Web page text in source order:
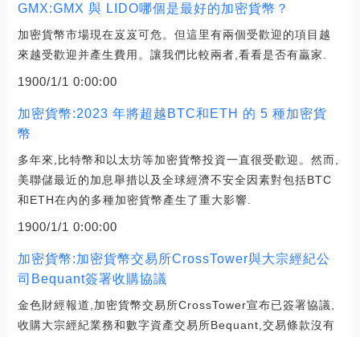
GMX:GMX 與 LIDO哪個是最好的加密貨幣？
加密貨幣市場現在岌岌可危。但這里有兩個受歡迎的項目越
來越受歡迎并產生費用。讓我們比較兩者,看看是否有贏家.
1900/1/1 0:00:00
加密貨幣:2023 年將超越BTC和ETH 的 5 種加密貨
幣
多年來,比特幣和以太坊等加密貨幣投資一直很受歡迎。然而,
美聯儲最近的加息舉措以及全球經濟不安全因素對包括BTC
和ETH在內的多種加密貨幣產生了重大影響.
1900/1/1 0:00:00
加密貨幣:加密貨幣交易所CrossTower與大宗經紀公
司Bequant簽署收購協議
金色財經報道,加密貨幣交易所CrossTower宣布已簽署協議,
收購大宗經紀業務和數字資產交易所Bequant,交易條款沒有